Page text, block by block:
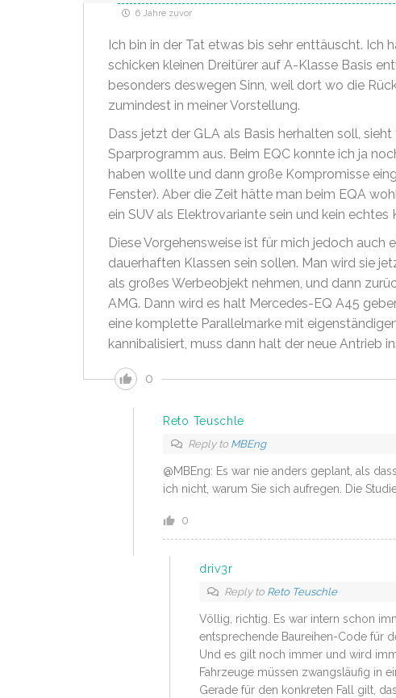
6 Jahre zuvor
Ich bin in der Tat etwas bis sehr enttäuscht. Ich
schicken kleinen Dreitürer auf A-Klasse Basis
besonders deswegen Sinn, weil dort wo die
zumindest in meiner Vorstellung.
Dass jetzt der GLA als Basis herhalten soll,
Sparprogramm aus. Beim EQC konnte ich ja
haben wollte und dann große Kompromisse
Fenster). Aber die Zeit hätte man beim EQA
ein SUV als Elektrovariante sein und kein
Diese Vorgehensweise ist für mich jedoch auch
dauerhaften Klassen sein sollen. Man wird sie
als großes Werbeobjekt nehmen, und dann
AMG. Dann wird es halt Mercedes-EQ A45
eine komplette Parallelmarke mit
kannibalisiert, muss dann halt der neue Antrieb
0
Reto Teuschle
Reply to MBEng
@MBEng: Es war nie anders geplant, als
ich nicht, warum Sie sich aufregen. Die
0
driv3r
Reply to Reto Teuschle
Völlig, richtig. Es war intern schon
entsprechende Baureihen-Code für
Und es gilt noch immer und wird
Fahrzeuge müssen zwangsläufig in
Gerade für den konkreten Fall gilt,